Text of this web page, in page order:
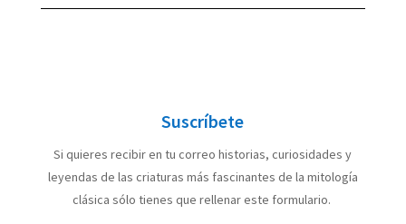
Suscríbete
Si quieres recibir en tu correo historias, curiosidades y
leyendas de las criaturas más fascinantes de la mitología
clásica sólo tienes que rellenar este formulario.